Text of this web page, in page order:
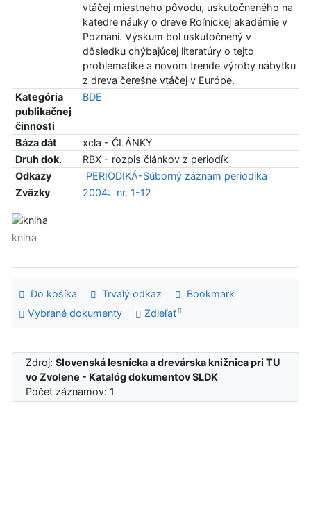
vtáčej miestneho pôvodu, uskutočneného na
katedre náuky o dreve Roľníckej akadémie v
Poznani. Výskum bol uskutočnený v
dôsledku chýbajúcej literatúry o tejto
problematike a novom trende výroby nábytku
z dreva čerešne vtáčej v Európe.
Kategória
publikačnej
činnosti
BDE
Báza dát
xcla - ČLÁNKY
Druh dok.
RBX - rozpis článkov z periodík
Odkazy
PERIODIKÁ-Súborný záznam periodika
Zväzky
2004: nr. 1-12
kniha
Do košíka Trvalý odkaz
Bookmark
Vybrané dokumenty
Zdieľať
Zdroj:Slovenská lesnícka a drevárska knižnica pri TU
vo Zvolene - Katalóg dokumentov SLDK
Počet záznamov: 1